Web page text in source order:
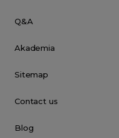
Q&A
Akademia
Sitemap
Contact us
Blog